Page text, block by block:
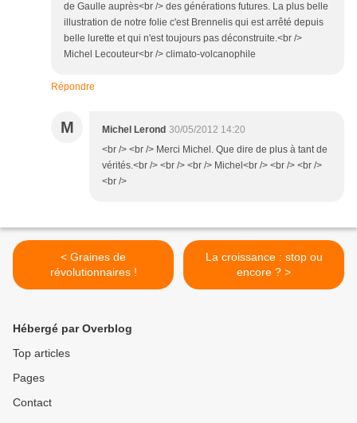
de Gaulle auprès<br /> des générations futures. La plus belle
illustration de notre folie c'est Brennelis qui est arrêté depuis
belle lurette et qui n'est toujours pas déconstruite.<br />
Michel Lecouteur<br /> climato-volcanophile
Répondre
M Michel Lerond 30/05/2012 14:20
<br /> <br /> Merci Michel. Que dire de plus à tant de
vérités.<br /> <br /> <br /> Michel<br /> <br /> <br />
<br />
< Graines de
révolutionnaires !
La croissance : stop ou
encore ? >
Hébergé par Overblog
Top articles
Pages
Contact